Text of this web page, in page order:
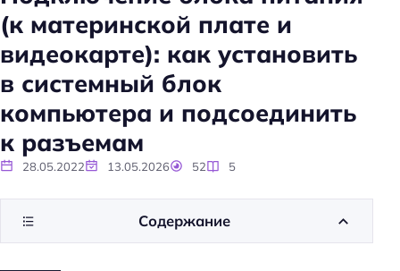
(к материнской плате и
видеокарте): как установить
в системный блок
компьютера и подсоединить
к разъемам
28.05.2022 13.05.2026 52 5
Содержание